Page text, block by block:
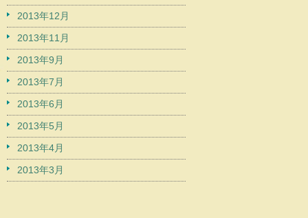
2013年12月
2013年11月
2013年9月
2013年7月
2013年6月
2013年5月
2013年4月
2013年3月